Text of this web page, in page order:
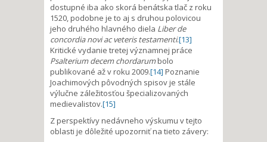
dostupné iba ako skorá benátska tlač z roku
1520, podobne je to aj s druhou polovicou
jeho druhého hlavného diela Liber de
concordia novi ac veteris testamenti.[13]
Kritické vydanie tretej významnej práce
Psalterium decem chordarumbolo
publikované až v roku 2009.[14] Poznanie
Joachimových pôvodných spisov je stále
výlučne záležitosťou špecializovaných
medievalistov.[15]
Z perspektívy nedávneho výskumu v tejto
oblasti je dôležité upozorniť na tieto závery: